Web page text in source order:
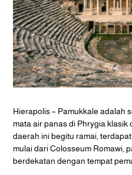
Hierapolis – Pamukkale adalah
mata air panas di Phrygia klasik
daerah ini begitu ramai,
mulai dari Colosseum Romawi,
berdekatan dengan tempat